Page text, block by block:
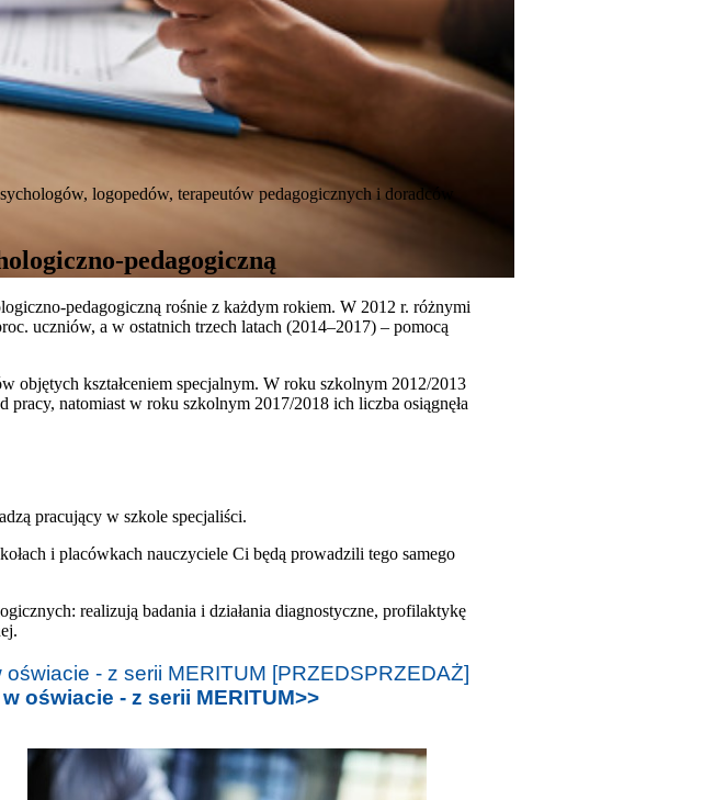
logopedów, terapeutów pedagogicznych i doradców
pedagogiczną
pedagogiczną rośnie z każdym rokiem. W 2012 r. różnymi
uczniów, a w ostatnich trzech latach (2014–2017) – pomocą
objętych kształceniem specjalnym. W roku szkolnym 2012/2013
natomiast w roku szkolnym 2017/2018 ich liczba osiągnęła
pracujący w szkole specjaliści.
i placówkach nauczyciele Ci będą prowadzili tego samego
realizują badania i działania diagnostyczne, profilaktykę
oświacie - z serii MERITUM>>